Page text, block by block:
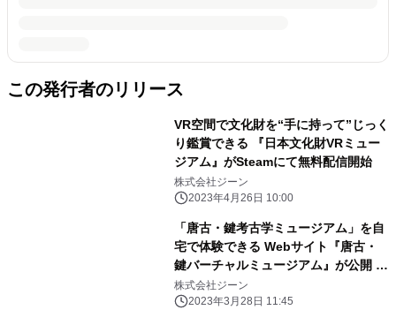
この発行者のリリース
VR空間で文化財を“手に持って”じっく
り鑑賞できる 『日本文化財VRミュー
ジアム』がSteamにて無料配信開始
株式会社ジーン
2023年4月26日 10:00
「唐古・鍵考古学ミュージアム」を自
宅で体験できる Webサイト『唐古・
鍵バーチャルミュージアム』が公開
～“文化財高精細3DCG”展示点数日本
一！～
株式会社ジーン
2023年3月28日 11:45